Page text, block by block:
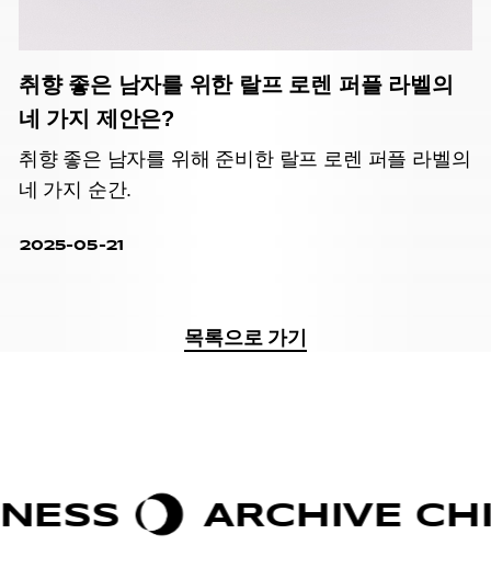
취향 좋은 남자를 위한 랄프 로렌 퍼플 라벨의
네 가지 제안은?
취향 좋은 남자를 위해 준비한 랄프 로렌 퍼플 라벨의
네 가지 순간.
2025-05-21
목록으로 가기
ARCHIVE CHIC